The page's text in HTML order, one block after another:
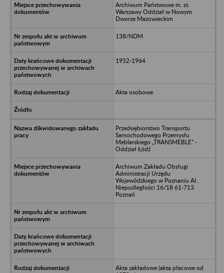
Archiwum Państwowe m. st.
Warszawy Oddział w Nowym
Dworze Mazowieckim
138/NDM
1952-1964
Akta osobowe
Przedsiębiorstwo Transportu
Samochodowego Przemysłu
Meblarskiego „TRANSMEBLE” -
Oddział Łódź
Archiwum Zakładu Obsługi
Administracji Urzędu
Wojewódzkiego w Poznaniu Al.
Niepodległości 16/18 61-713
Poznań
Akta zakładowe (akta płacowe od